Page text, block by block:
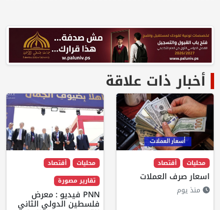
أخبار ذات علاقة
محليات أقتصاد
اسعار صرف العملات
منذ يوم
محليات
أقتصاد
تقارير مصورة
PNN فيديو : معرض
فلسطين الدولي الثاني